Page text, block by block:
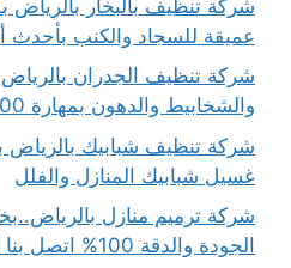
عميقة للسجاد والكنب بأحدث
والشخابيط والدهون بمهارة 100% اتصل االن
غسيل شبابيك المنازل والفلل
الجودة والدقة 100% اتصل بنا الان